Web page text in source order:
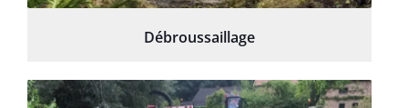
Débroussaillage